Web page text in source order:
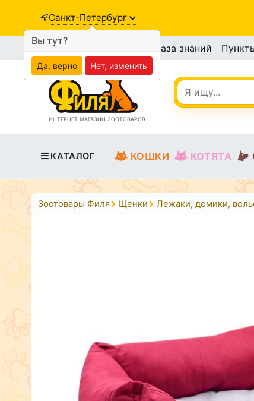
Санкт-Петербург
База знаний
ИНТЕРНЕТ-МАГАЗИН ЗООТОВАРОВ
КАТАЛОГ КОШКИ КОТЯТА
Зоотовары Филя Щенки Лежаки, домики,
Вы тут?
Да, верно Нет, изменить